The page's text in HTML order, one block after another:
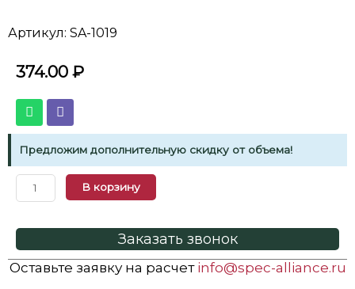
Артикул: SA-1019
374.00 ₽
Предложим дополнительную скидку от объема!
В корзину
Заказать звонок
Оставьте заявку на расчет info@spec-alliance.ru